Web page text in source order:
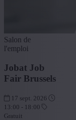
Salon de
l'emploi
Jobat Job
Fair Brussels
17 sept. 2026
13:00 - 18:00
Gratuit